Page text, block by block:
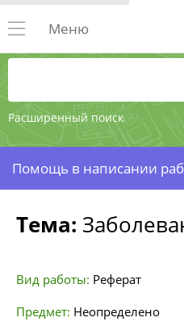
Расширенный поиск
Меню
Помощь в написании
Тема:
Вид работы: Реферат
Предмет: Неопределено